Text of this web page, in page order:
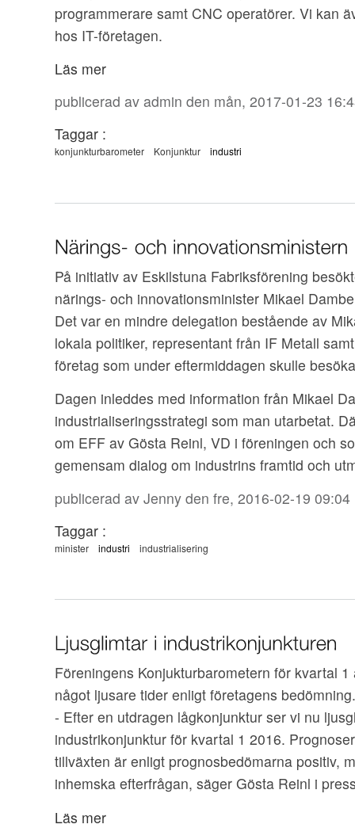
programmerare samt CNC operatörer. Vi kan
hos IT-företagen.
Läs mer
publicerad av admin den mån, 2017-01-23
Taggar :
konjunkturbarometer Konjunktur industri
På initiativ av Eskilstuna Fabriksförening
närings- och innovationsminister Mikael
Det var en mindre delegation bestående av
lokala politiker, representant från IF Metall
företag som under eftermiddagen skulle
Dagen inleddes med information från Mikael
industrialiseringsstrategi som man utarbetat.
om EFF av Gösta Reinl, VD i föreningen och
gemensam dialog om industrins framtid och
publicerad av Jennyden fre, 2016-02-19 09:04
Taggar :
minister industri industrialisering
Föreningens Konjukturbarometern för kvartal
något ljusare tider enligt företagens bedömning.
- Efter en utdragen lågkonjunktur ser vi nu
industrikonjunktur för kvartal 1 2016.
tillväxten är enligt prognosbedömarna positiv,
inhemska efterfrågan, säger Gösta Reinl i
Läs mer